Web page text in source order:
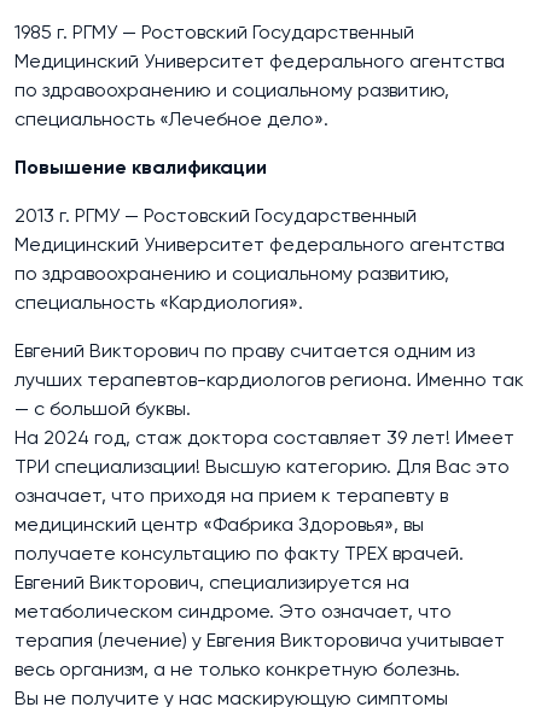
1985 г. РГМУ — Ростовский Государственный
Медицинский Университет федерального агентства
по здравоохранению и социальному развитию,
специальность «Лечебное дело».
Повышение квалификации
2013 г. РГМУ — Ростовский Государственный
Медицинский Университет федерального агентства
по здравоохранению и социальному развитию,
специальность «Кардиология».
Евгений Викторович по праву считается одним из
лучших терапевтов-кардиологов региона. Именно так
— с большой буквы.
На 2024 год, стаж доктора составляет 39 лет! Имеет
ТРИ специализации! Высшую категорию. Для Вас это
означает, что приходя на прием к терапевту в
медицинский центр «Фабрика Здоровья», вы
получаете консультацию по факту ТРЕХ врачей.
Евгений Викторович, специализируется на
метаболическом синдроме. Это означает, что
терапия (лечение) у Евгения Викторовича учитывает
весь организм, а не только конкретную болезнь.
Вы не получите у нас маскирующую симптомы